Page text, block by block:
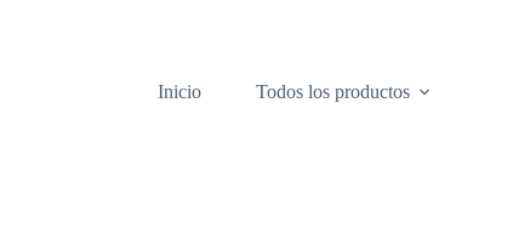
Inicio
Todos los productos